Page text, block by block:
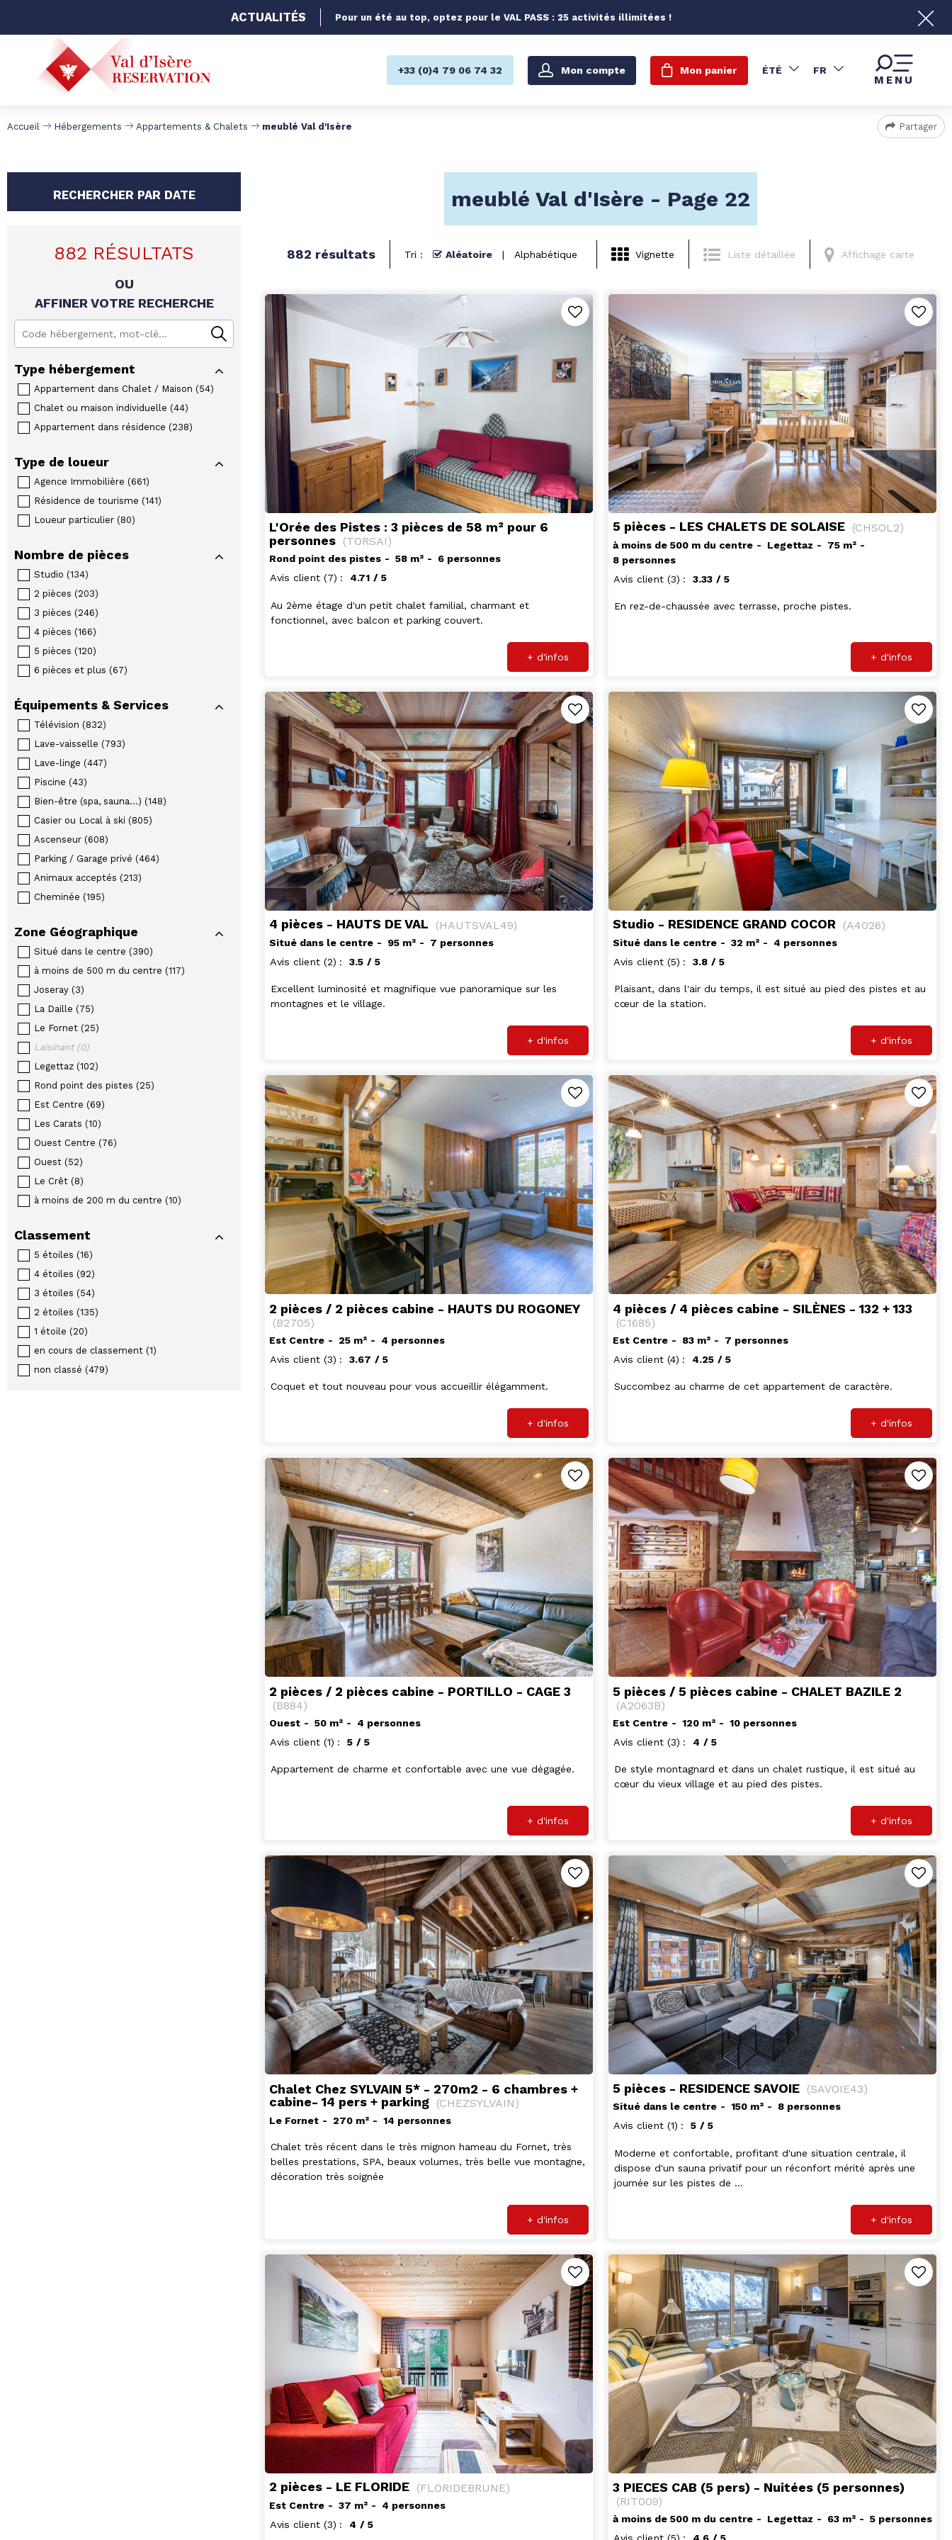
ACTUALITÉS Pour un été au top, optez pour le VAL PASS : 25 activités illimitées !
+33 (0)4 79 06 74 32 Mon compte Mon panier ÉTÉ FR
MENU
Accueil Hébergements Appartements & Chalets meublé Val d'Isère Partager
RECHERCHER PAR DATE
OU
AFFINER VOTRE RECHERCHE
882 RÉSULTATS
Type hébergement
Appartement dans Chalet / Maison (54)
Chalet ou maison individuelle (44)
Appartement dans résidence (238)
Type de loueur
Agence Immobilière (661)
Résidence de tourisme (141)
Loueur particulier (80)
Nombre de pièces
Studio (134)
2 pièces (203)
3 pièces (246)
4 pièces (166)
5 pièces (120)
6 pièces et plus (67)
Équipements & Services
Télévision (832)
Lave-vaisselle (793)
Lave-linge (447)
Piscine (43)
Bien-être (spa, sauna...) (148)
Casier ou Local à ski (805)
Ascenseur (608)
Parking / Garage privé (464)
Animaux acceptés (213)
Cheminée (195)
Zone Géographique
Situé dans le centre (390)
à moins de 500 m du centre (117)
Joseray (3)
La Daille (75)
Le Fornet (25)
Laisinant (0)
Legettaz (102)
Rond point des pistes (25)
Est Centre (69)
Les Carats (10)
Ouest Centre (76)
Ouest (52)
Le Crêt (8)
à moins de 200 m du centre (10)
Classement
5 étoiles (16)
4 étoiles (92)
3 étoiles (54)
2 étoiles (135)
1 étoile (20)
en cours de classement (1)
non classé (479)
meublé Val d'Isère - Page 22
Vignette Liste détaillée Affichage carte
882 résultats Tri : Aléatoire Alphabétique
L'Orée des Pistes : 3 pièces de 58 m² pour 6
personnes (TORSAI)
Rond point des pistes 58 m²
6 personnes
Avis client (7) 4.71 / 5
Au 2ème étage d'un petit chalet familial, charmant et
fonctionnel, avec balcon et parking couvert.
+ d'infos
5 pièces - LES CHALETS DE SOLAISE (CHSOL2)
à moins de 500 m du centre Legettaz 75 m²
8 personnes
Avis client (3) 3.33 / 5
En rez-de-chaussée avec terrasse, proche pistes.
+ d'infos
4 pièces - HAUTS DE VAL (HAUTSVAL49)
Situé dans le centre 95 m²
7 personnes
Avis client (2) 3.5 / 5
Excellent luminosité et magnifique vue panoramique sur les
montagnes et le village.
+ d'infos
Studio - RESIDENCE GRAND COCOR (A4026)
Situé dans le centre 32 m²
4 personnes
Avis client (5) 3.8 / 5
Plaisant, dans l'air du temps, il est situé au pied des pistes et au
cœur de la station.
+ d'infos
2 pièces / 2 pièces cabine - HAUTS DU ROGONEY
(B2705)
Est Centre 25 m²
4 personnes
Avis client (3) 3.67 / 5
Coquet et tout nouveau pour vous accueillir élégamment.
+ d'infos
4 pièces / 4 pièces cabine - SILÈNES - 132 + 133
(C1685)
Est Centre 83 m²
7 personnes
Avis client (4) 4.25 / 5
Succombez au charme de cet appartement de caractère.
+ d'infos
2 pièces / 2 pièces cabine - PORTILLO - CAGE 3
(B884)
Ouest 50 m²
4 personnes
Avis client (1) 5 / 5
Appartement de charme et confortable avec une vue dégagée.
+ d'infos
5 pièces / 5 pièces cabine - CHALET BAZILE 2
(A2063B)
Est Centre 120 m²
10 personnes
Avis client (3) 4 / 5
De style montagnard et dans un chalet rustique, il est situé au
cœur du vieux village et au pied des pistes.
+ d'infos
Chalet Chez SYLVAIN 5* - 270m2 - 6 chambres +
cabine- 14 pers + parking (CHEZSYLVAIN)
Le Fornet 270 m² 14 personnes
Chalet très récent dans le très mignon hameau du Fornet, très
belles prestations, SPA, beaux volumes, très belle vue montagne,
décoration très soignée
+ d'infos
5 pièces - RESIDENCE SAVOIE (SAVOIE43)
Situé dans le centre 150 m²
8 personnes
Avis client (1) 5 / 5
Moderne et confortable, profitant d'une situation centrale, il
dispose d'un sauna privatif pour un réconfort mérité après une
journée sur les pistes de ...
+ d'infos
2 pièces - LE FLORIDE (FLORIDEBRUNE)
Est Centre 37 m²
4 personnes
Avis client (3) 4 / 5
3 PIECES CAB (5 pers) - Nuitées (5 personnes)
(RIT009)
à moins de 500 m du centre Legettaz 63 m²
5 personnes